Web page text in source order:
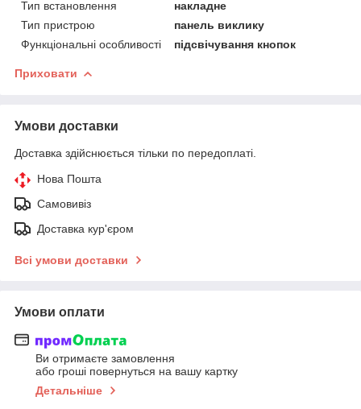
Тип встановлення
накладне
Тип пристрою
панель виклику
Функціональні особливості
підсвічування кнопок
Приховати
Умови доставки
Доставка здійснюється тільки по передоплаті.
Нова Пошта
Самовивіз
Доставка кур'єром
Всі умови доставки
Умови оплати
Ви отримаєте замовлення
або гроші повернуться на вашу картку
Детальніше